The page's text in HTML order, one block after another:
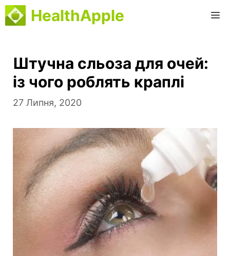
Перейти
до
HealthApple
Штучна сльоза для очей:
із чого роблять краплі
27 Липня, 2020